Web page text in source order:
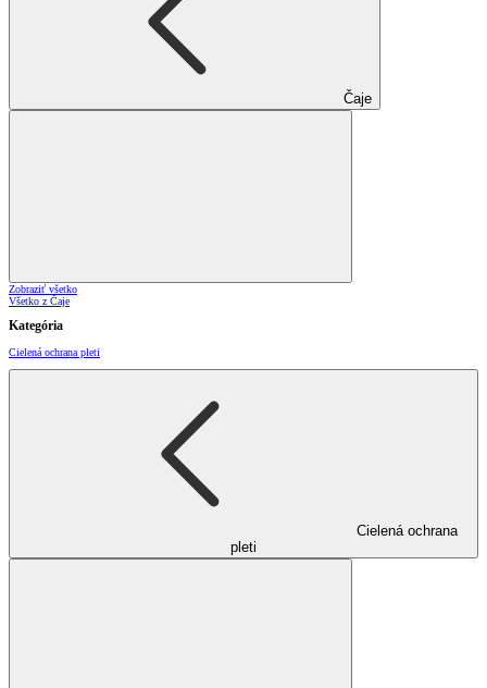
Čaje
Zobraziť všetko
Všetko z Čaje
Kategória
Cielená ochrana pleti
Cielená ochrana
pleti